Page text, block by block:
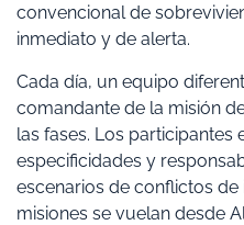
convencional de
inmediato y de alerta.
Cada día, un equipo
comandante de la misión
las fases. Los participantes
especificidades y
escenarios de conflictos de
misiones se vuelan desde